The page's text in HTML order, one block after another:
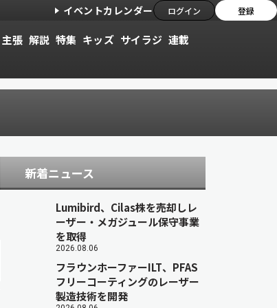
イベントカレンダー ログイン 登録
主張 解説 特集 キッズ サイラジ 連載
新着ニュース
Lumibird、Cilas株を売却しレ
ーザー・メガジュール保守事業
を取得
2026.08.06
フラウンホーファーILT、PFAS
フリーコーティングのレーザー
製造技術を開発